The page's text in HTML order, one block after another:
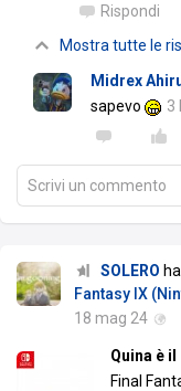
Rispondi
Mostra tutte le
Midrex
sapevo
3
Scrivi un commento
SOLERO
Fantasy IX
18 mag 24
Quina è
Final